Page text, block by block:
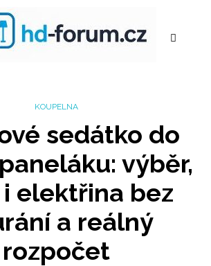
KOUPELNA
sedátko do
výběr,
elektřina bez
a reálný
rozpočet